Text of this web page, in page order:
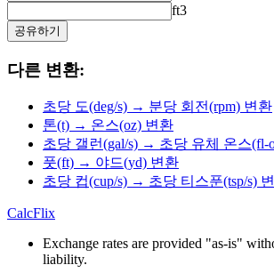
ft3
공유하기
다른 변환:
초당 도(deg/s) → 분당 회전(rpm) 변환
톤(t) → 온스(oz) 변환
초당 갤런(gal/s) → 초당 유체 온스(fl-
풋(ft) → 야드(yd) 변환
초당 컵(cup/s) → 초당 티스푼(tsp/s)
CalcFlix
Exchange rates are provided "as-is"
liability.